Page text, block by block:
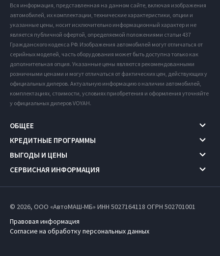
Вся информация, представленная на данном сайте, включая изображения
автомобилей, их комплектации, технические характеристики, опции и
указанные цены, носит исключительно информационный характер и не
является публичной офертой, определяемой положениями статьи 437
Гражданского кодекса РФ. Изображения автомобилей могут отличаться от
серийных моделей, часть оборудования может быть доступна только как
дополнительная опция. Указанные цены являются рекомендованными
розничными ценами и могут отличаться от фактических цен, действующих у
официальных дилеров. Актуальную информацию о наличии автомобилей,
комплектациях, стоимости, условиях приобретения и оформления уточняйте
у официальных дилеров VOYAH.
ОБЩЕЕ
КРЕДИТНЫЕ ПРОГРАММЫ
ВЫГОДЫ И ЦЕНЫ
СЕРВИСНАЯ ИНФОРМАЦИЯ
© 2026, ООО «АвтоМАШ-МБ» ИНН 5027164118 ОГРН 502701001
Правовая информация
Согласие на обработку персональных данных